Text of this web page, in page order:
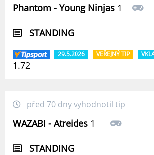
Phantom - Young Ninjas 1
STANDING
29.5.2026 VEŘEJNÝ TIP
1.72
před 70 dny vyhodnotil tip
WAZABI - Atreides 1
STANDING